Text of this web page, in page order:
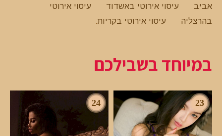
אביב
עיסוי אירוטי באשדוד
עיסוי אירוטי
בהרצליה
עיסוי אירוטי בקריות.
במיוחד בשבילכם
23
24